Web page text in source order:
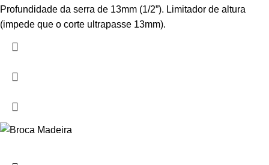
Profundidade da serra de 13mm (1/2”). Limitador de altura
(impede que o corte ultrapasse 13mm).